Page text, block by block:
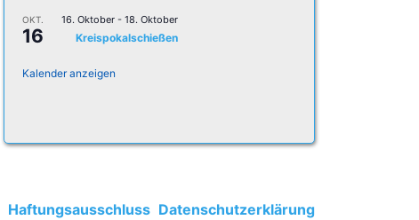
OKT.
16
16. Oktober - 18. Oktober
Kreispokalschießen
Kalender anzeigen
Haftungsausschluss Datenschutzerklärung